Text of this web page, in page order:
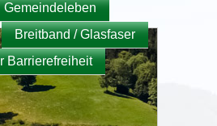
Gemeindeleben
Breitband / Glasfaser
Barrierefreiheit